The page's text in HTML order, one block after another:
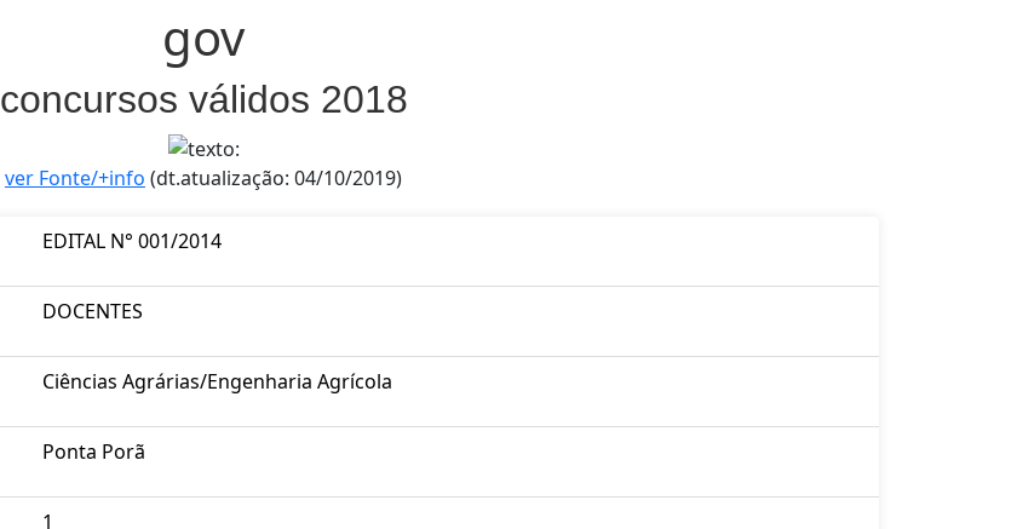
gov
concursos válidos 2018
ver Fonte/+info (dt.atualização: 04/10/2019)
EDITAL N° 001/2014
DOCENTES
Ciências Agrárias/Engenharia Agrícola
Ponta Porã
1